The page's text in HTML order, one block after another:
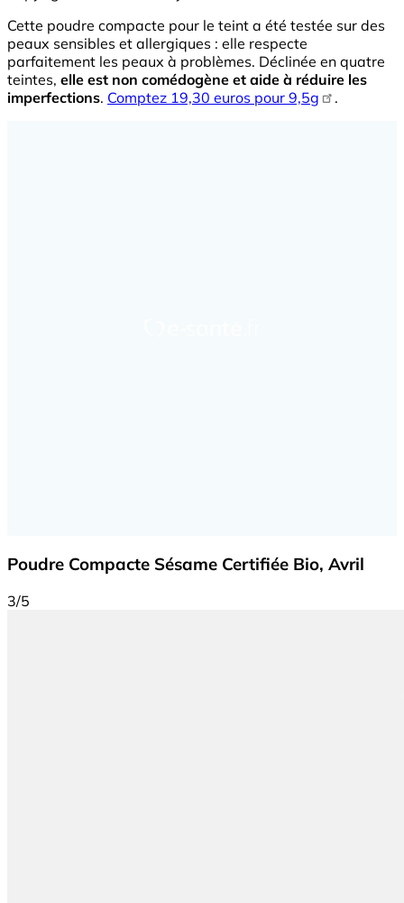
Cette poudre compacte pour le teint a été testée sur des
peaux sensibles et allergiques : elle respecte
parfaitement les peaux à problèmes. Déclinée en quatre
teintes, elle est non comédogène et aide à réduire les
imperfections. Comptez 19,30 euros pour 9,5g .
Poudre Compacte Sésame Certifiée Bio, Avril
3/5